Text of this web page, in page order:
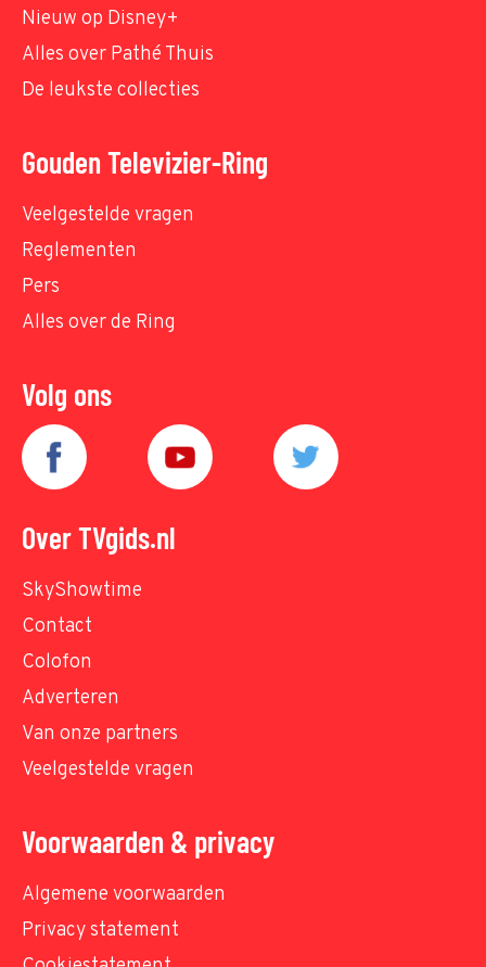
Nieuw op Disney+
Alles over Pathé Thuis
De leukste collecties
Gouden Televizier-Ring
Veelgestelde vragen
Reglementen
Pers
Alles over de Ring
Volg ons
Over TVgids.nl
SkyShowtime
Contact
Colofon
Adverteren
Van onze partners
Veelgestelde vragen
Voorwaarden & privacy
Algemene voorwaarden
Privacy statement